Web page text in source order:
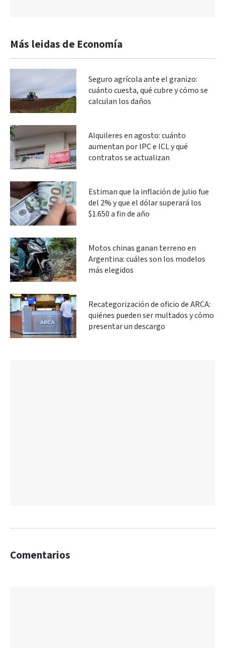
Más leidas de Economía
Seguro agrícola ante el granizo:
cuánto cuesta, qué cubre y cómo se
calculan los daños
Alquileres en agosto: cuánto
aumentan por IPC e ICL y qué
contratos se actualizan
Estiman que la inflación de julio fue
del 2% y que el dólar superará los
$1.650 a fin de año
Motos chinas ganan terreno en
Argentina: cuáles son los modelos
más elegidos
Recategorización de oficio de ARCA:
quiénes pueden ser multados y cómo
presentar un descargo
Comentarios